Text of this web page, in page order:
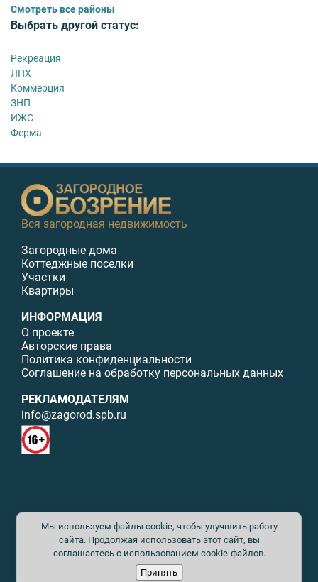
Смотреть все районы
Выбрать другой статус:
Рекреация
ЛПХ
Коммерция
ЗНП
ИЖС
Ферма
Вся загородная недвижимость
Загородные дома
Коттеджные поселки
Участки
Квартиры
ИНФОРМАЦИЯ
О проекте
Авторские права
Политика конфиденциальности
Соглашение на обработку персональных данных
РЕКЛАМОДАТЕЛЯМ
info@zagorod.spb.ru
© ИП Малыщева Б.Л. Все права защищены. Перепечатка материалов
данного сайта возможна только с письменного разрешения. При
цитировании ссылка на www.zagorod.spb.ru обязательна. Редакция не
несет ответственности за содержание рекламных материалов. Все
рекламируемые товары и услуги имеют необходимые сертификаты и
лицензии. Перепечатка любых материалов без письменного согласия
Мы используем файлы cookie, чтобы улучшить работу
сайта. Продолжая использовать этот сайт, вы
соглашаетесь с использованием cookie-файлов.
Принять